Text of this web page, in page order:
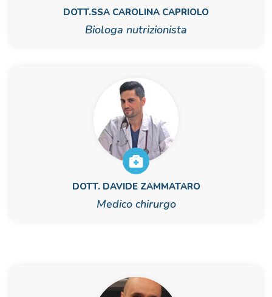
DOTT.SSA CAROLINA CAPRIOLO
Biologa nutrizionista
DOTT. DAVIDE ZAMMATARO
Medico chirurgo